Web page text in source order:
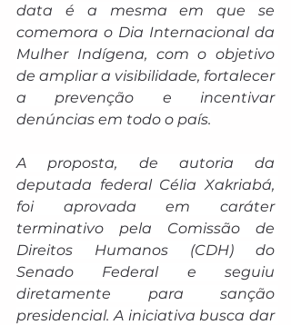
data é a mesma em que se
comemora o Dia Internacional da
Mulher Indígena, com o objetivo
de ampliar a visibilidade, fortalecer
a prevenção e incentivar
denúncias em todo o país.
A proposta, de autoria da
deputada federal Célia Xakriabá,
foi aprovada em caráter
terminativo pela Comissão de
Direitos Humanos (CDH) do
Senado Federal e seguiu
diretamente para sanção
presidencial. A iniciativa busca dar